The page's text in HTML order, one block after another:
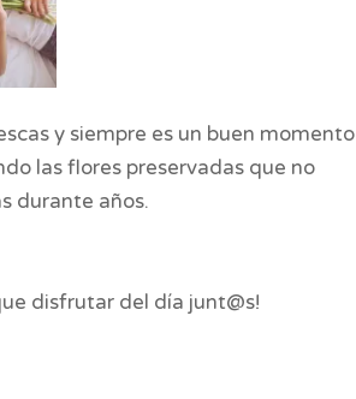
y siempre es un buen momento
las flores preservadas que no
durante años.
disfrutar del día junt@s!